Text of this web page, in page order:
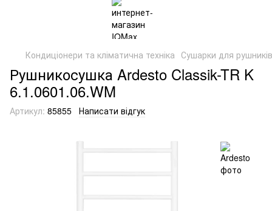
Кондиціонери та кліматична техніка Сушарки для рушників
Рушникосушка Ardesto Classik-TR K
6.1.0601.06.WM
Артикул: 85855 Написати відгук